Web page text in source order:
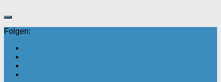
Folgen: